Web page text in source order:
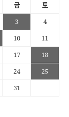
금 토
3
4
10
11
17
18
24
25
31